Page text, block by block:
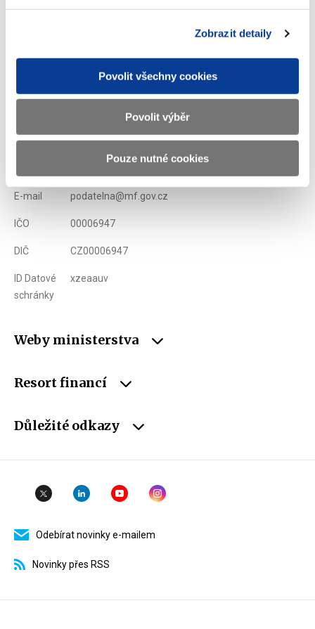
Zobrazit detaily
Povolit všechny cookies
Povolit výběr
Pouze nutné cookies
Doporučeno 1908 ×
Ministerstvo financí ČR
Adresa Letenská 15, 118 10 Praha
E-mail podatelna@mf.gov.cz
IČO 00006947
DIČ CZ00006947
ID Datové
schránky
xzeaauv
Weby ministerstva
Resort financí
Důležité odkazy
Odebírat novinky e-mailem
Novinky přes RSS